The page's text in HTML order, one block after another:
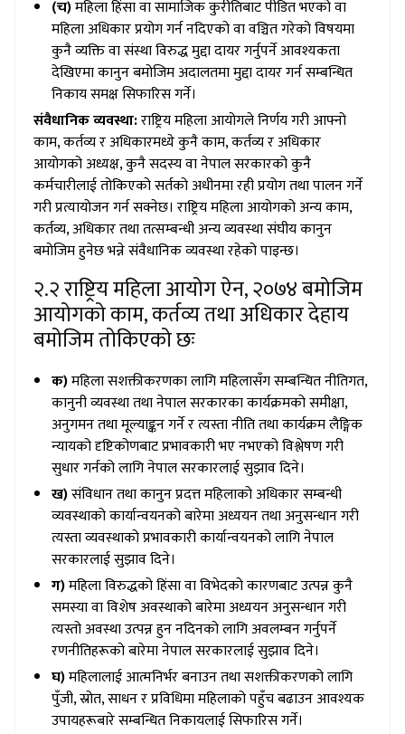
(च)महिला हिंसा वा सामाजिक कुरीतिबाट पीडित भएको वा
महिला अधिकार प्रयोग गर्न नदिएको वा वञ्चित गरेको विषयमा
कुनै व्यक्ति वा संस्था विरुद्ध मुद्दा दायर गर्नुपर्ने आवश्यकता
देखिएमा कानुन बमोजिम अदालतमा मुद्दा दायर गर्न सम्बन्धित
निकाय समक्ष सिफारिस गर्ने।
संवैधानिक व्यवस्था:राष्ट्रिय महिला आयोगले निर्णय गरी आफ्नो
काम, कर्तव्य र अधिकारमध्ये कुनै काम, कर्तव्य र अधिकार
आयोगको अध्यक्ष, कुनै सदस्य वा नेपाल सरकारको कुनै
कर्मचारीलाई तोकिएको सर्तको अधीनमा रही प्रयोग तथा पालन गर्ने
गरी प्रत्यायोजन गर्न सक्नेछ। राष्ट्रिय महिला आयोगको अन्य काम,
कर्तव्य, अधिकार तथा तत्सम्बन्धी अन्य व्यवस्था संघीय कानुन
बमोजिम हुनेछ भन्ने संवैधानिक व्यवस्था रहेको पाइन्छ।
२.२ राष्ट्रिय महिला आयोग ऐन, २०७४ बमोजिम
आयोगको काम, कर्तव्य तथा अधिकार देहाय
बमोजिम तोकिएको छः
क)महिला सशक्तीकरणका लागि महिलासँग सम्बन्धित नीतिगत,
कानुनी व्यवस्था तथा नेपाल सरकारका कार्यक्रमको समीक्षा,
अनुगमन तथा मूल्याङ्कन गर्ने र त्यस्ता नीति तथा कार्यक्रम लैङ्गिक
न्यायको दृष्टिकोणबाट प्रभावकारी भए नभएको विश्लेषण गरी
सुधार गर्नको लागि नेपाल सरकारलाई सुझाव दिने।
ख)संविधान तथा कानुन प्रदत्त महिलाको अधिकार सम्बन्धी
व्यवस्थाको कार्यान्वयनको बारेमा अध्ययन तथा अनुसन्धान गरी
त्यस्ता व्यवस्थाको प्रभावकारी कार्यान्वयनको लागि नेपाल
सरकारलाई सुझाव दिने।
ग)महिला विरुद्धको हिंसा वा विभेदको कारणबाट उत्पन्न कुनै
समस्या वा विशेष अवस्थाको बारेमा अध्ययन अनुसन्धान गरी
त्यस्तो अवस्था उत्पन्न हुन नदिनको लागि अवलम्बन गर्नुपर्ने
रणनीतिहरूको बारेमा नेपाल सरकारलाई सुझाव दिने।
घ)महिलालाई आत्मनिर्भर बनाउन तथा सशक्तीकरणको लागि
पुँजी, स्रोत, साधन र प्रविधिमा महिलाको पहुँच बढाउन आवश्यक
उपायहरूबारे सम्बन्धित निकायलाई सिफारिस गर्ने।